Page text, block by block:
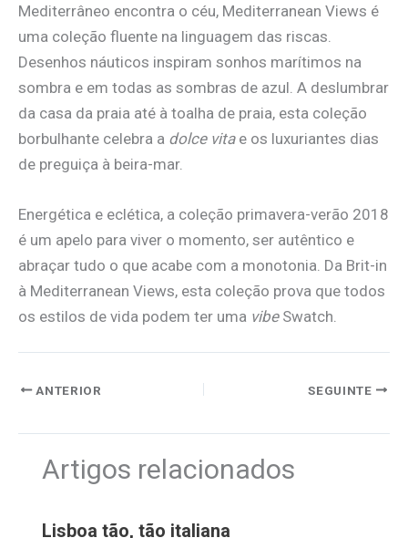
Mediterrâneo encontra o céu, Mediterranean Views é
uma coleção fluente na linguagem das riscas.
Desenhos náuticos inspiram sonhos marítimos na
sombra e em todas as sombras de azul. A deslumbrar
da casa da praia até à toalha de praia, esta coleção
borbulhante celebra a dolce vitae os luxuriantes dias
de preguiça à beira-mar.
Energética e eclética, a coleção primavera-verão 2018
é um apelo para viver o momento, ser autêntico e
abraçar tudo o que acabe com a monotonia. Da Brit-in
à Mediterranean Views, esta coleção prova que todos
os estilos de vida podem ter uma vibeSwatch.
ANTERIOR SEGUINTE
Artigos relacionados
Lisboa tão, tão italiana